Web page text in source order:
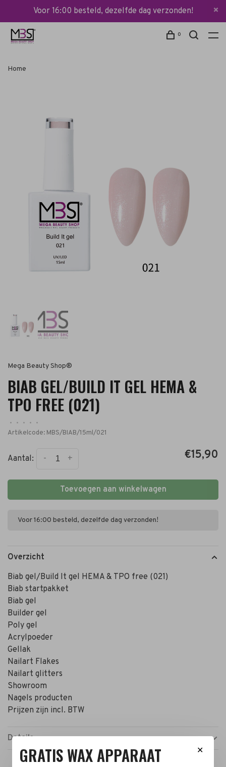
Voor 16:00 besteld, dezelfde dag verzonden!
0
Home
Mega Beauty Shop®
BIAB GEL/BUILD IT GEL HEMA &
TPO FREE (021)
• • • •
•
Artikelcode: MBS/BIAB/15ml/021
Aantal: +
- €15,90
Toevoegen aan winkelwagen
Voor 16:00 besteld, dezelfde dag verzonden!
Overzicht
Biab gel/Build It gel HEMA & TPO free (021)
Biab startpakket
Biab gel
Builder gel
Poly gel
Acrylpoeder
Gellak
Nailart Flakes
Nailart glitters
Showroom
Nagels producten
Prijzen zijn incl. BTW
Details
✕
GRATIS WAX APPARAAT